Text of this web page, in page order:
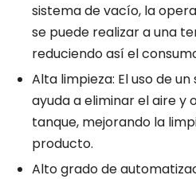
sistema de vacío, la
se puede realizar a una
reduciendo así el
Alta limpieza: El uso de
ayuda a eliminar el aire y
tanque, mejorando la
producto.
Alto grado de